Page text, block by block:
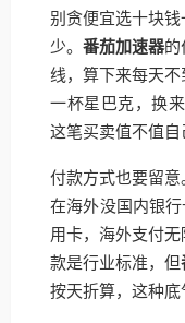
别贪便宜选十块
少。番茄加速器的
线，算下来每天
一杯星巴克，换来
这笔买卖值不值自
付款方式也要留
在海外没国内银
用卡，海外支付
款是行业标准，但
按天折算，这种底